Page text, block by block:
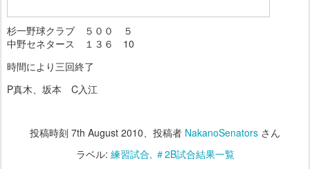
杉一野球クラブ ５００ ５
中野セネタース １３６ 10
時間により三回終了
P真木、坂本 C入江
投稿時刻 7th August 2010、投稿者 NakanoSenators さん
ラベル: 練習試合 ＃2B試合結果一覧